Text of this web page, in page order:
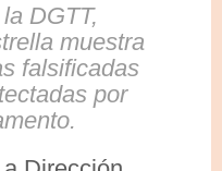
DGTT,
muestra
falsificadas
por